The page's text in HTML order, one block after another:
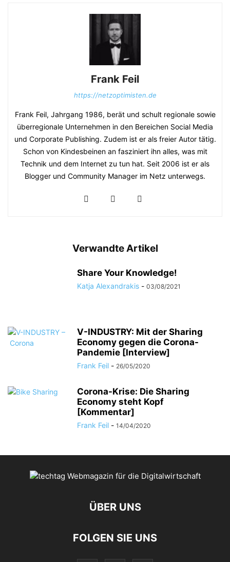
Frank Feil
https://netzoptimisten.de
Frank Feil, Jahrgang 1986, berät und schult regionale sowie
überregionale Unternehmen in den Bereichen Social Media
und Corporate Publishing. Zudem ist er als freier Autor tätig.
Schon von Kindesbeinen an fasziniert ihn alles, was mit
Technik und dem Internet zu tun hat. Seit 2006 ist er als
Blogger und Community Manager im Netz unterwegs.
Verwandte Artikel
Share Your Knowledge!
Katja Alexandrakis - 03/08/2021
V-INDUSTRY: Mit der Sharing
Economy gegen die Corona-
Pandemie [Interview]
Frank Feil - 26/05/2020
Corona-Krise: Die Sharing
Economy steht Kopf
[Kommentar]
Frank Feil - 14/04/2020
ÜBER UNS
FOLGEN SIE UNS